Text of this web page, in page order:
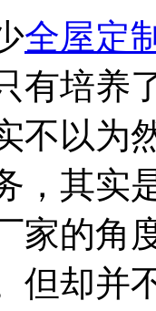
全屋定
有培养
不以为
，其实
家的角
但却并